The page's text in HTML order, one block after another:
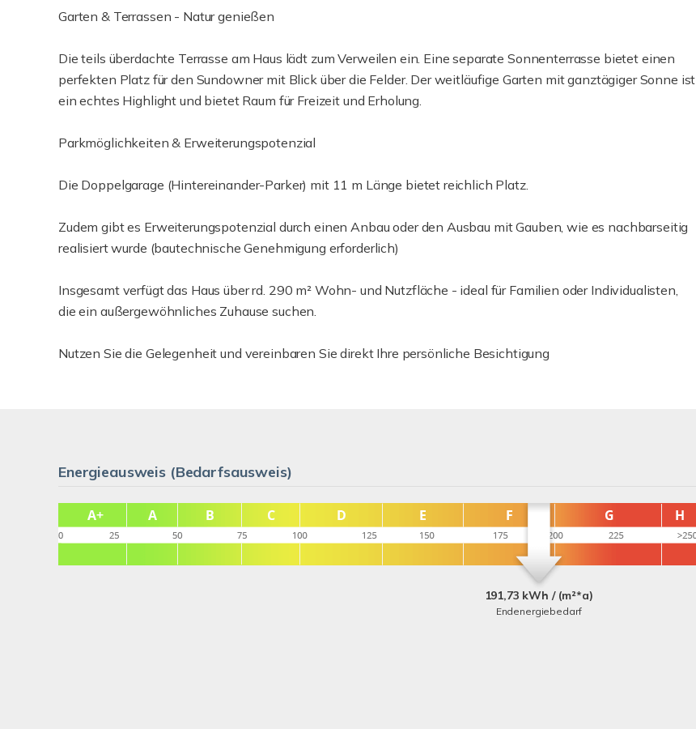
Garten & Terrassen - Natur genießen
Die teils überdachte Terrasse am Haus lädt zum Verweilen ein. Eine separate Sonnenterrasse bietet einen
perfekten Platz für den Sundowner mit Blick über die Felder. Der weitläufige Garten mit ganztägiger Sonne ist
ein echtes Highlight und bietet Raum für Freizeit und Erholung.
Parkmöglichkeiten & Erweiterungspotenzial
Die Doppelgarage (Hintereinander-Parker) mit 11 m Länge bietet reichlich Platz.
Zudem gibt es Erweiterungspotenzial durch einen Anbau oder den Ausbau mit Gauben, wie es nachbarseitig
realisiert wurde (bautechnische Genehmigung erforderlich)
Insgesamt verfügt das Haus über rd. 290 m² Wohn- und Nutzfläche - ideal für Familien oder Individualisten,
die ein außergewöhnliches Zuhause suchen.
Nutzen Sie die Gelegenheit und vereinbaren Sie direkt Ihre persönliche Besichtigung
Energieausweis (Bedarfsausweis)
191,73 kWh / (m²*a)
Endenergiebedarf